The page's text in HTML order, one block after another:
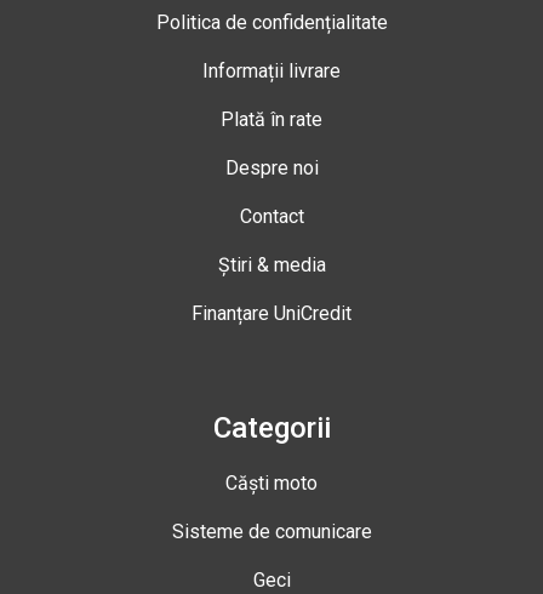
Politica de confidențialitate
Informații livrare
Plată în rate
Despre noi
Contact
Știri & media
Finanțare UniCredit
Categorii
Căști moto
Sisteme de comunicare
Geci